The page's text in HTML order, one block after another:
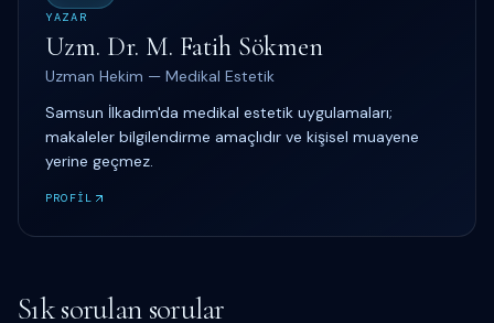
YAZAR
Uzm. Dr. M. Fatih Sökmen
Uzman Hekim — Medikal Estetik
Samsun İlkadım'da medikal estetik uygulamaları;
makaleler bilgilendirme amaçlıdır ve kişisel muayene
yerine geçmez.
PROFİL
Sık sorulan sorular